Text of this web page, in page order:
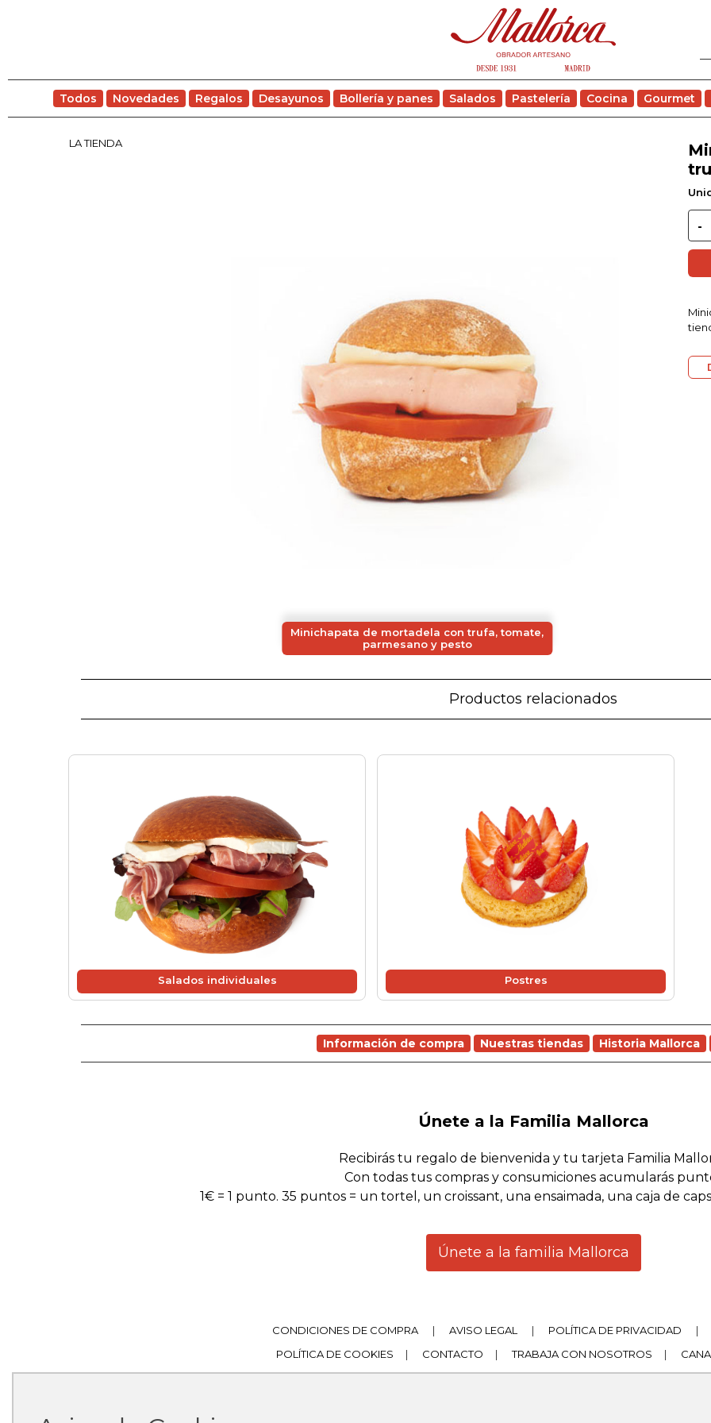
Todos Novedades Regalos Desayunos Bollería y panes Salados Pastelería Cocina Gourmet
LA TIENDA
Minichapata de mortadela con trufa, tomate,
parmesano y pesto
Productos relacionados
Salados individuales Postres
Información de compra Nuestras tiendas Historia Mallorca
Únete a la Familia Mallorca
Recibirás tu regalo de bienvenida y tu tarjeta Familia
Con todas tus compras y consumiciones acumularás
1€ = 1 punto. 35 puntos = un tortel, un croissant, una ensaimada, una caja de
Únete a la familia Mallorca
CONDICIONES DE COMPRA | AVISO LEGAL | POLÍTICA DE PRIVACIDAD
|
POLÍTICA DE COOKIES
| CONTACTO | TRABAJA CON NOSOTROS |